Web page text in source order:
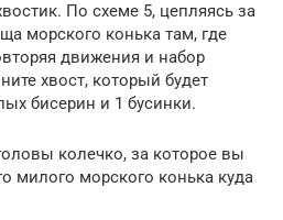
По схеме 5, цепляясь за
морского конька там, где
движения и набор
хвост, который будет
бисерин и 1 бусинки.
колечко, за которое вы
милого морского конька куда